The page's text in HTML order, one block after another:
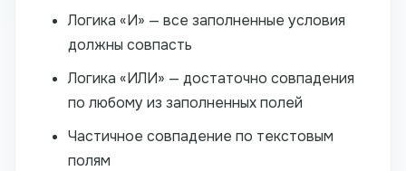
Логика «И» — все заполненные условия
должны совпасть
Логика «ИЛИ» — достаточно совпадения
по любому из заполненных полей
Частичное совпадение по текстовым
полям